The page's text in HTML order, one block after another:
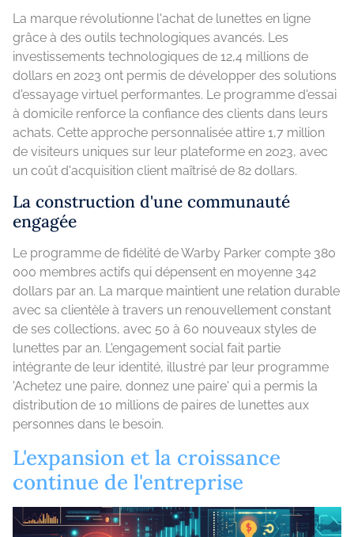
La marque révolutionne l'achat de lunettes en ligne
grâce à des outils technologiques avancés. Les
investissements technologiques de 12,4 millions de
dollars en 2023 ont permis de développer des solutions
d'essayage virtuel performantes. Le programme d'essai
à domicile renforce la confiance des clients dans leurs
achats. Cette approche personnalisée attire 1,7 million
de visiteurs uniques sur leur plateforme en 2023, avec
un coût d'acquisition client maîtrisé de 82 dollars.
La construction d'une communauté
engagée
Le programme de fidélité de Warby Parker compte 380
000 membres actifs qui dépensent en moyenne 342
dollars par an. La marque maintient une relation durable
avec sa clientèle à travers un renouvellement constant
de ses collections, avec 50 à 60 nouveaux styles de
lunettes par an. L'engagement social fait partie
intégrante de leur identité, illustré par leur programme
'Achetez une paire, donnez une paire' qui a permis la
distribution de 10 millions de paires de lunettes aux
personnes dans le besoin.
L'expansion et la croissance
continue de l'entreprise